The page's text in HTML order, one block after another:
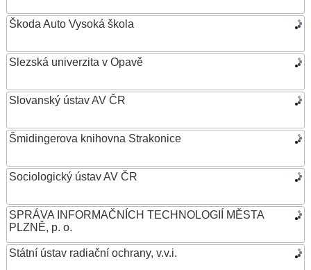
Škoda Auto Vysoká škola
Slezská univerzita v Opavě
Slovanský ústav AV ČR
Šmidingerova knihovna Strakonice
Sociologický ústav AV ČR
SPRÁVA INFORMAČNÍCH TECHNOLOGIÍ MĚSTA
PLZNĚ, p. o.
Státní ústav radiační ochrany, v.v.i.